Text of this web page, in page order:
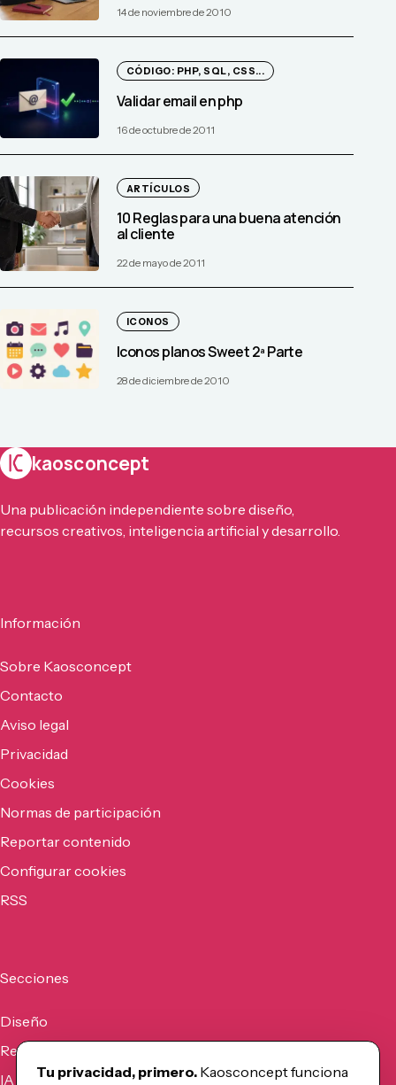
14 de noviembre de 2010
CÓDIGO: PHP, SQL, CSS...
Validar email en php
16 de octubre de 2011
ARTÍCULOS
10 Reglas para una buena atención
al cliente
22 de mayo de 2011
ICONOS
Iconos planos Sweet 2ª Parte
28 de diciembre de 2010
kaosconcept
Una publicación independiente sobre diseño,
recursos creativos, inteligencia artificial y desarrollo.
Información
Sobre Kaosconcept
Contacto
Aviso legal
Privacidad
Cookies
Normas de participación
Reportar contenido
Configurar cookies
RSS
Secciones
Diseño
Recursos
IA
Tu privacidad, primero. Kaosconcept funciona